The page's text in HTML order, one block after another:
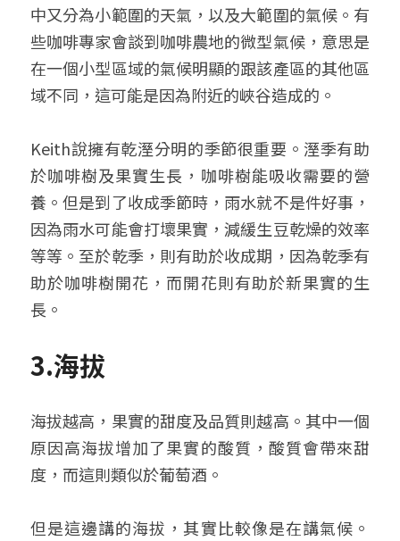
中又分為小範圍的天氣，以及大範圍的氣候。有
些咖啡專家會談到咖啡農地的微型氣候，意思是
在一個小型區域的氣候明顯的跟該產區的其他區
域不同，這可能是因為附近的峽谷造成的。
Keith說擁有乾溼分明的季節很重要。溼季有助
於咖啡樹及果實生長，咖啡樹能吸收需要的營
養。但是到了收成季節時，雨水就不是件好事，
因為雨水可能會打壞果實，減緩生豆乾燥的效率
等等。至於乾季，則有助於收成期，因為乾季有
助於咖啡樹開花，而開花則有助於新果實的生
長。
3.海拔
海拔越高，果實的甜度及品質則越高。其中一個
原因高海拔增加了果實的酸質，酸質會帶來甜
度，而這則類似於葡萄酒。
但是這邊講的海拔，其實比較像是在講氣候。